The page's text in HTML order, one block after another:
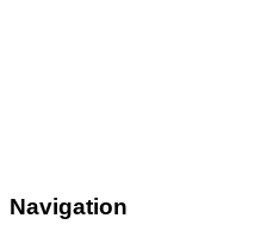
Navigation